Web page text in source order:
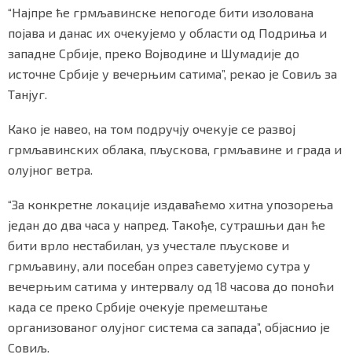
“Најпре ће грмљавинске непогоде бити изолована
појава и данас их очекујемо у области од Подриња и
западне Србије, преко Војводине и Шумадије до
источне Србије у вечерњим сатима”, рекао је Совиљ за
Танјуг.
Како је навео, на том подручју очекује се развој
грмљавинских облака, пљускова, грмљавине и града и
олујног ветра.
“За конкретне локације издаваћемо хитна упозорења
један до два часа у напред. Такође, сутрашњи дан ће
бити врло нестабилан, уз учестале пљускове и
грмљавину, али посебан опрез саветујемо сутра у
вечерњим сатима у интервалу од 18 часова до поноћи
када се преко Србије очекује премештање
организованог олујног система са запада”, објаснио је
Совиљ.